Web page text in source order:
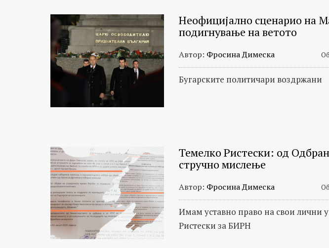
Неофицијално сценарио на
подигнување на ветото
Автор: Фросина Димеска
Бугарските политичари воздржани
Темелко Ристески: од
стручно мислење
Автор: Фросина Димеска
Имам уставно право на свои лични
Ристески за БИРН